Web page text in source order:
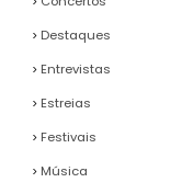
Destaques
Entrevistas
Estreias
Festivais
Música